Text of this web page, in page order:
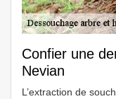
Confier une
Nevian
L’extraction de